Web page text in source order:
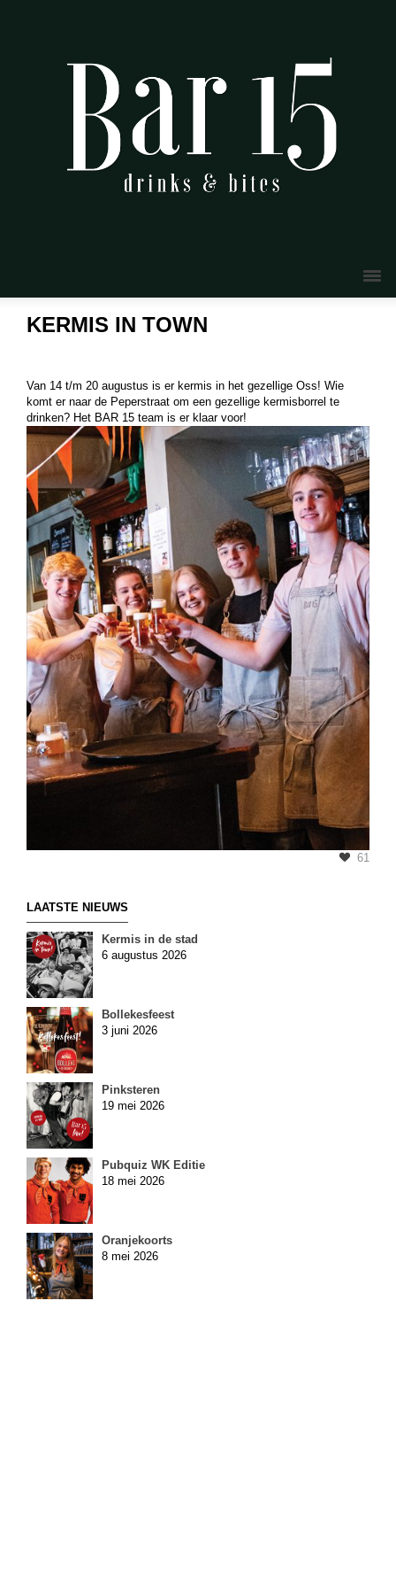
KERMIS IN TOWN
Van 14 t/m 20 augustus is er kermis in het gezellige Oss! Wie
komt er naar de Peperstraat om een gezellige kermisborrel te
drinken? Het BAR 15 team is er klaar voor!
61
LAATSTE NIEUWS
Kermis in de stad
6 augustus 2026
Bollekesfeest
3 juni 2026
Pinksteren
19 mei 2026
Pubquiz WK Editie
18 mei 2026
Oranjekoorts
8 mei 2026